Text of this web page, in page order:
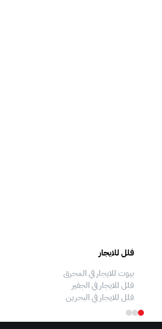
فلل للايجار
بيوت للايجار في المحرق
فلل للايجار في الجفير
فلل للايجار في البحرين